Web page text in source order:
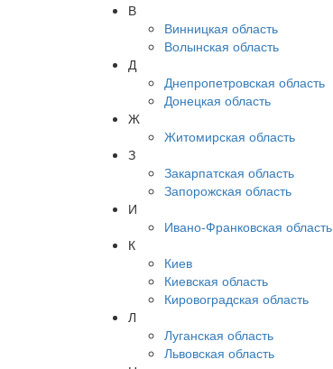
В
Винницкая область
Волынская область
Д
Днепропетровская область
Донецкая область
Ж
Житомирская область
З
Закарпатская область
Запорожская область
И
Ивано-Франковская область
К
Киев
Киевская область
Кировоградская область
Л
Луганская область
Львовская область